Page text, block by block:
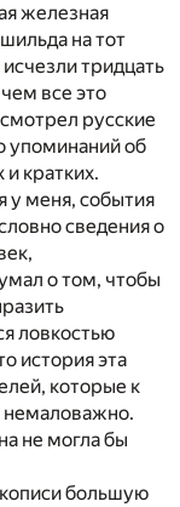
железная
на тот
тридцать
все это
русские
упоминаний об
кратких.
у меня, события
сведения о
о том, чтобы
ловкостью
история эта
которые к
немаловажно.
не могла бы
большую